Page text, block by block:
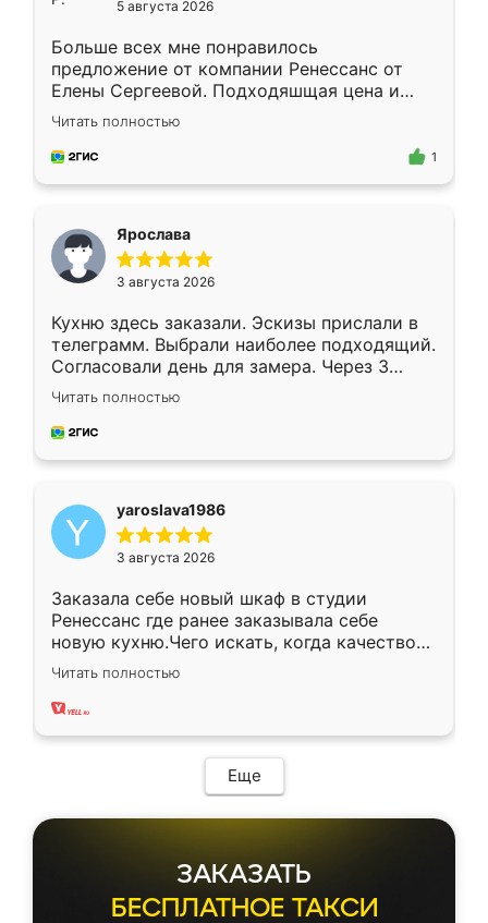
5 августа 2026
Больше всех мне понравилось
предложение от компании Ренессанс от
Елены Сергеевой. Подходяшщая цена и
короткие сроки изготовления. Приехавший
для замера сотрудник Владислав
предложил по моему эскизу самый
Читать полностью
1
Ярослава
3 августа 2026
Кухню здесь заказали. Эскизы прислали в
телеграмм. Выбрали наиболее подходящий.
Согласовали день для замера. Через 3
недели кухня была уже готова. Остались
довольны работой. Спасибо Ренессанс
мебель за качественную работу!
Читать полностью
yaroslava1986
3 августа 2026
Заказала себе новый шкаф в студии
Ренессанс где ранее заказывала себе
новую кухню.Чего искать, когда качеством
вполне довольна. Служит кухня уже почти
два года, нареканий нет.
Читать полностью
Еще
ЗАКАЗАТЬ
БЕСПЛАТНОЕ ТАКСИ